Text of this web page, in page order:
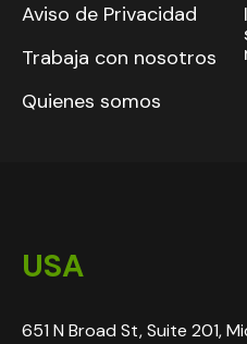
Aviso de Privacidad
Trabaja con nosotros
Quienes somos
USA
651 N Broad St, Suite 201,